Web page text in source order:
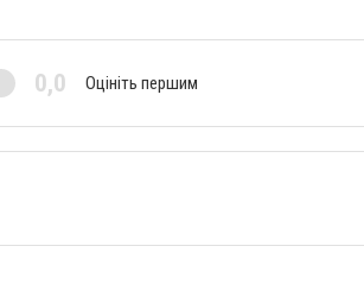
0,0 Оцініть першим